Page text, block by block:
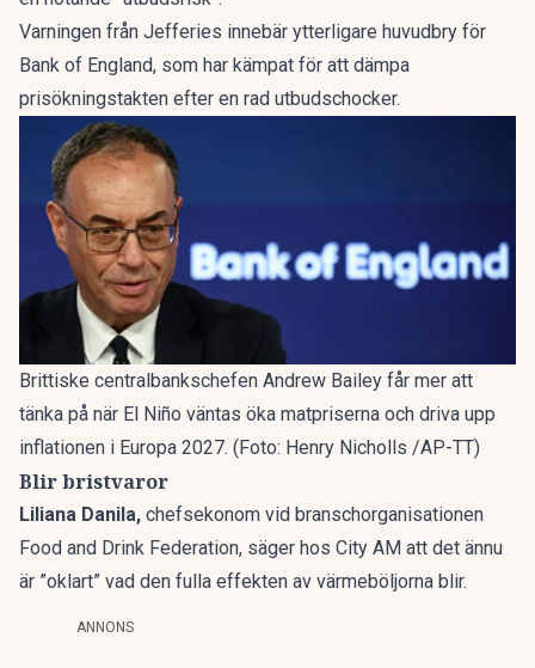
Varningen från Jefferies innebär ytterligare huvudbry för
Bank of England, som har kämpat för att dämpa
prisökningstakten efter en rad utbudschocker.
Brittiske centralbankschefen Andrew Bailey får mer att
tänka på när El Niño väntas öka matpriserna och driva upp
inflationen i Europa 2027. (Foto: Henry Nicholls /AP-TT)
Blir bristvaror
Liliana Danila, chefsekonom vid branschorganisationen
Food and Drink Federation, säger hos City AM att det ännu
är ”oklart” vad den fulla effekten av värmeböljorna blir.
ANNONS